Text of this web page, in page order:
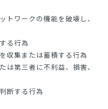
トワークの機能を破壊し、
る行為
収集または蓄積する行為
は第三者に不利益、損害、
断する行為